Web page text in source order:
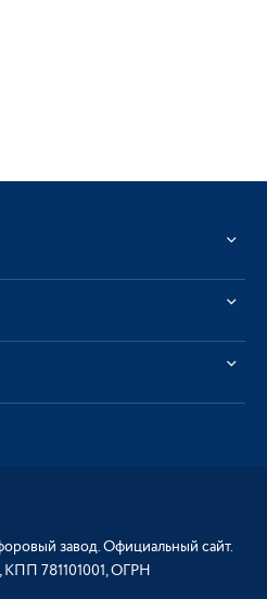
завод. Официальный сайт.
781101001, ОГРН